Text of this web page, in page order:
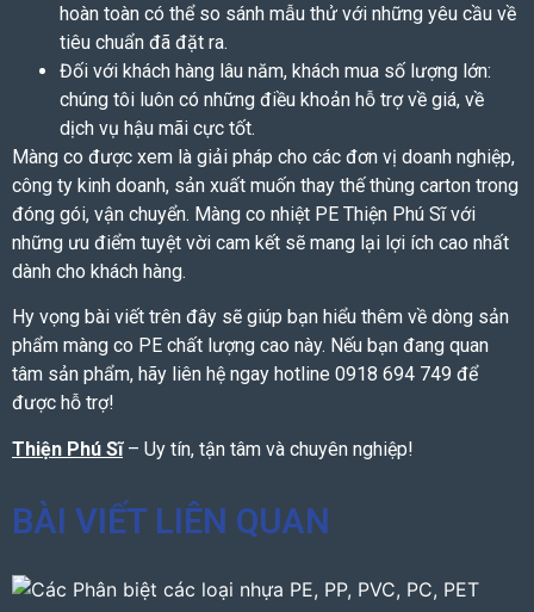
hoàn toàn có thể so sánh mẫu thử với những yêu cầu về
tiêu chuẩn đã đặt ra.
Đối với khách hàng lâu năm, khách mua số lượng lớn:
chúng tôi luôn có những điều khoản hỗ trợ về giá, về
dịch vụ hậu mãi cực tốt.
Màng co được xem là giải pháp cho các đơn vị doanh nghiệp,
công ty kinh doanh, sản xuất muốn thay thế thùng carton trong
đóng gói, vận chuyển. Màng co nhiệt PE Thiện Phú Sĩ với
những ưu điểm tuyệt vời cam kết sẽ mang lại lợi ích cao nhất
dành cho khách hàng.
Hy vọng bài viết trên đây sẽ giúp bạn hiểu thêm về dòng sản
phẩm màng co PE chất lượng cao này. Nếu bạn đang quan
tâm sản phẩm, hãy liên hệ ngay hotline 0918 694 749 để
được hỗ trợ!
Thiện Phú Sĩ– Uy tín, tận tâm và chuyên nghiệp!
BÀI VIẾT LIÊN QUAN